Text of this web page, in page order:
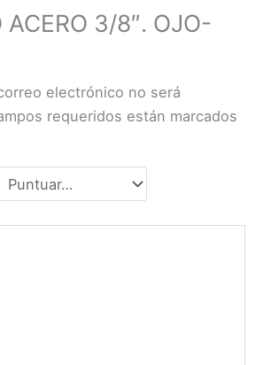
ACERO 3/8″. OJO-
electrónico no será
requeridos están marcados